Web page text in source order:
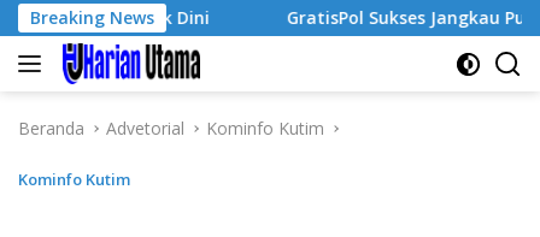
Langsung
ke
konten
Breaking News
Sejak Dini GratisPol Sukses Jangkau Puluhan Ribu
Beranda Advetorial Kominfo Kutim
Kominfo Kutim